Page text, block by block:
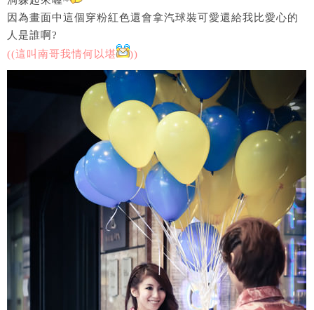
因為畫面中這個穿粉紅色還會拿汽球裝可愛還給我比愛心的
人是誰啊?
((這叫南哥我情何以堪
))